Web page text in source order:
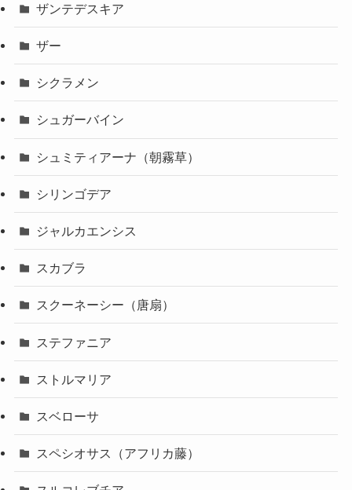
ザンテデスキア
ザー
シクラメン
シュガーバイン
シュミティアーナ（朝霧草）
シリンゴデア
ジャルカエンシス
スカブラ
スクーネーシー（唐扇）
ステファニア
ストルマリア
スベローサ
スペシオサス（アフリカ藤）